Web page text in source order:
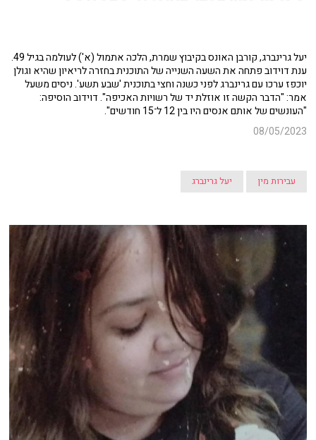
יעל גרינברג, קורבן האונס בקיבוץ שמרת, הלכה אתמול (א') לעולמה בגיל 49.
ענת דוידוב פתחה את השעה השנייה של התוכנית בחזרה לריאיון שהיא וגולן
יוכפז ערכו עם גרינברג לפני כשנה וחצי בתוכנית 'שבע תשע'. ניסים משעל
אמר: "הדבר הקשה זו אוזלת יד של רשויות האכיפה". דוידוב הוסיפה:
"העונשים של אותם אנסים היו בין 12 ל־15 חודשים".
08/05/2023
עבירות מין יעל גרינברג